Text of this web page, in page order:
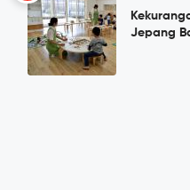
Jepang